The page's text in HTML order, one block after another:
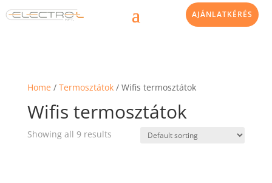
AJÁNLATKÉRÉS
Home / Termosztátok/ Wifis termosztátok
Wifis termosztátok
Showing all 9 results